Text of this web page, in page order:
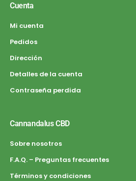
Cuenta
Mi cuenta
Pedidos
Dirección
Detalles de la cuenta
Contraseña perdida
Cannandalus CBD
Sobre nosotros
F.A.Q. – Preguntas frecuentes
Términos y condiciones